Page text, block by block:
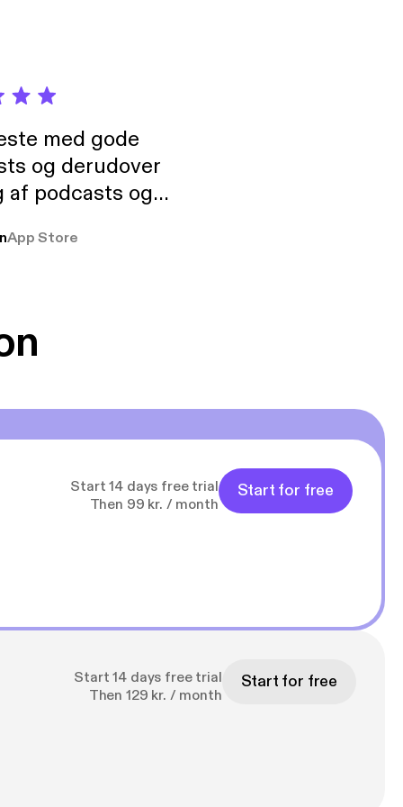
med gode
og derudover
podcasts og
pga
App Store
Start 14 days free trial
Then 99 kr. / month
Start for free
Start 14 days free trial
Then 129 kr. / month
Start for free